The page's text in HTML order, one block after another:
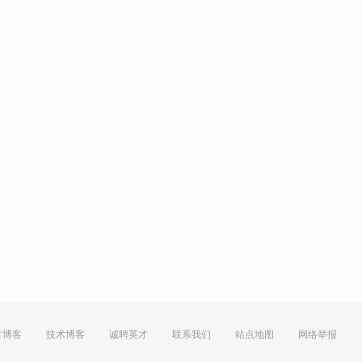
博客 技术博客 诚聘英才 联系我们 站点地图 网络举报